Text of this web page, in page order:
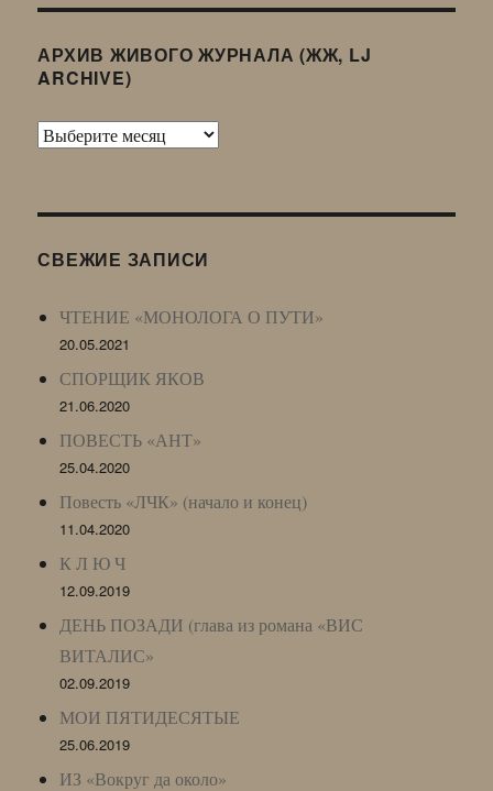
АРХИВ ЖИВОГО ЖУРНАЛА (ЖЖ, LJ
ARCHIVE)
Архив
LJ
СВЕЖИЕ ЗАПИСИ
ЧТЕНИЕ «МОНОЛОГА О ПУТИ»
20.05.2021
СПОРЩИК ЯКОВ
21.06.2020
ПОВЕСТЬ «АНТ»
25.04.2020
Повесть «ЛЧК» (начало и конец)
11.04.2020
К Л Ю Ч
12.09.2019
ДЕНЬ ПОЗАДИ (глава из романа «ВИС
ВИТАЛИС»
02.09.2019
МОИ ПЯТИДЕСЯТЫЕ
25.06.2019
ИЗ «Вокруг да около»